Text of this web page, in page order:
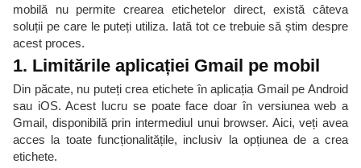
mobilă nu permite crearea etichetelor direct, există câteva
soluții pe care le puteți utiliza. Iată tot ce trebuie să știm despre
acest proces.
1. Limitările aplicației Gmail pe mobil
Din păcate, nu puteți crea etichete în aplicația Gmail pe Android
sau iOS. Acest lucru se poate face doar în versiunea web a
Gmail, disponibilă prin intermediul unui browser. Aici, veți avea
acces la toate funcționalitățile, inclusiv la opțiunea de a crea
etichete.